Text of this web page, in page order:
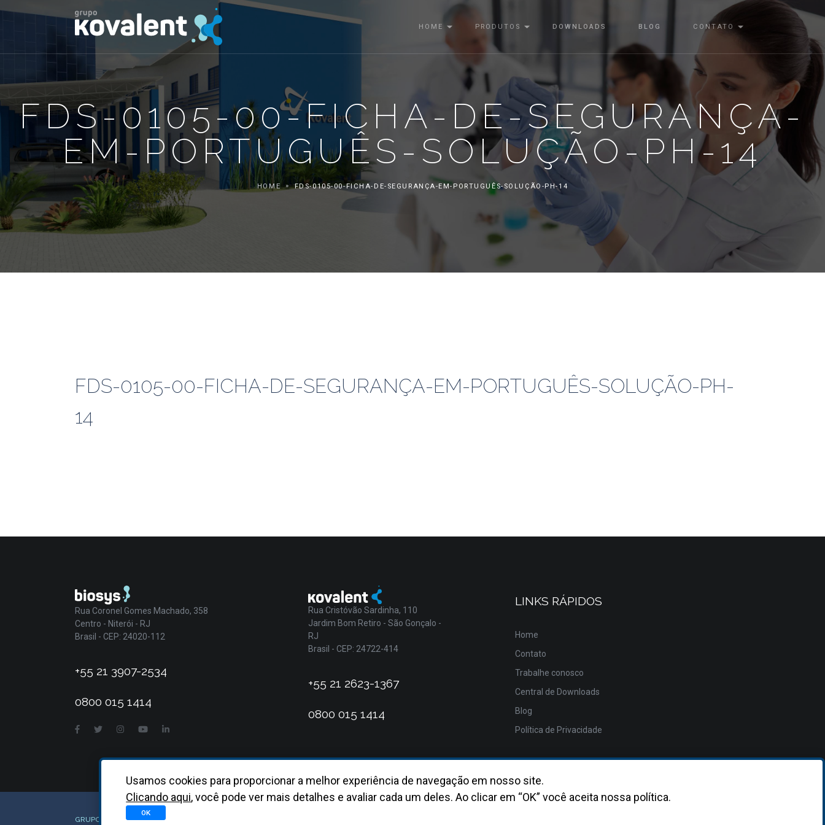
HOME PRODUTOS DOWNLOADS BLOG CONTATO
FDS-0105-00-FICHA-DE-SEGURANÇA-
EM-PORTUGUÊS-SOLUÇÃO-PH-14
HOME FDS-0105-00-FICHA-DE-SEGURANÇA-EM-PORTUGUÊS-SOLUÇÃO-PH-14
FDS-0105-00-FICHA-DE-SEGURANÇA-EM-PORTUGUÊS-SOLUÇÃO-PH-
14
Rua Coronel Gomes Machado, 358
Centro - Niterói - RJ
Brasil - CEP: 24020-112
+55 21 3907-2534
0800 015 1414
Rua Cristóvão Sardinha, 110
Jardim Bom Retiro - São Gonçalo -
RJ
Brasil - CEP: 24722-414
+55 21 2623-1367
0800 015 1414
LINKS RÁPIDOS
Home
Contato
Trabalhe conosco
Central de Downloads
Blog
Política de Privacidade
GRUPO BIOSYS KOVALENT |
Usamos cookies para proporcionar a melhor experiência de navegação em nosso site.
Clicando aqui, você pode ver mais detalhes e avaliar cada um deles. Ao clicar em “OK” você aceita nossa política.
OK